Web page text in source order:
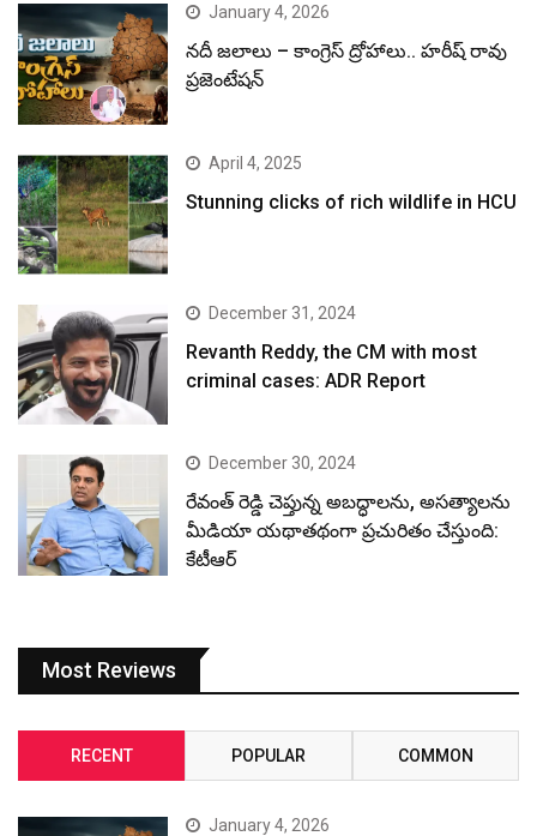
January 4, 2026
నదీ జలాలు – కాంగ్రెస్ ద్రోహాలు.. హరీష్ రావు
ప్రజెంటేషన్
April 4, 2025
Stunning clicks of rich wildlife in HCU
December 31, 2024
Revanth Reddy, the CM with most
criminal cases: ADR Report
December 30, 2024
రేవంత్ రెడ్డి చెప్తున్న అబద్ధాలను, అసత్యాలను
మీడియా యథాతథంగా ప్రచురితం చేస్తుంది:
కేటీఆర్
Most Reviews
RECENT POPULAR COMMON
January 4, 2026